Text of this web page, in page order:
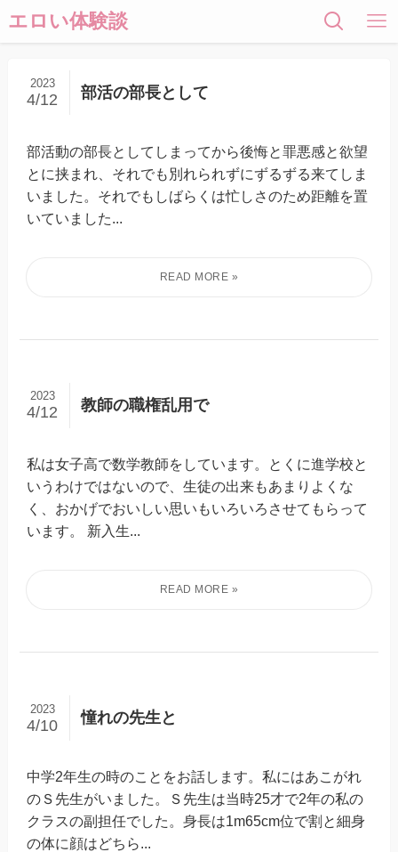
エロい体験談
部活の部長として
2023
4/12
部活動の部長としてしまってから後悔と罪悪感と欲望
とに挟まれ、それでも別れられずにずるずる来てしま
いました。それでもしばらくは忙しさのため距離を置
いていました...
教師の職権乱用で
2023
4/12
私は女子高で数学教師をしています。とくに進学校と
いうわけではないので、生徒の出来もあまりよくな
く、おかげでおいしい思いもいろいろさせてもらって
います。 新入生...
憧れの先生と
2023
4/10
中学2年生の時のことをお話します。私にはあこがれ
のＳ先生がいました。Ｓ先生は当時25才で2年の私の
クラスの副担任でした。身長は1m65cm位で割と細身
の体に顔はどちら...